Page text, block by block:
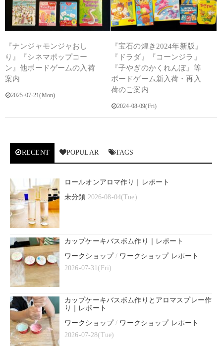
『ナンジャモンジャおし
り』『シネマポップコー
ン』他ボードゲームの入荷
案内
2025-07-21(Mon)
『宝石の煌き2024年新版』
『ドラダ』『コーンジラ』
『子やぎのかくれんぼ』等
ボードゲーム新入荷・再入
荷のご案内
2024-08-09(Fri)
RECENT POPULAR TAGS
ロールオンアロマ作り｜レポート
未分類 2026-08-04(Tue)
カップケーキバスボム作り｜レポート
ワークショップ/ ワークショップ レポート
2026-07-31(Fri)
カップケーキバスボム作りとアロマスプレー作
り｜レポート
ワークショップ/ ワークショップ レポート
2026-07-28(Tue)